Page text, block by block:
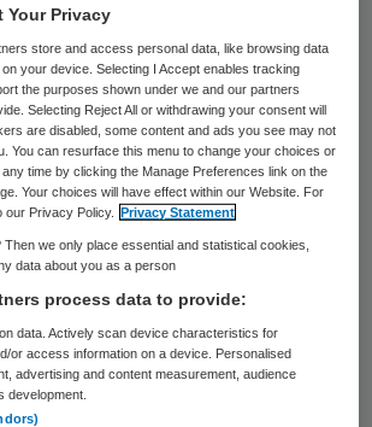
,12:05
is per 1 februari 2026
voorzitter van de raad van
ouderenzorgorganisatie
Jean-Pierre Halmans
het bestuur.
lid van de raad van
Zorggroep in
waar zij onder andere
Your Privacy
store and access personal data, like browsing data
your device. Selecting I Accept enables tracking
the purposes shown under we and our partners
Selecting Reject All or withdrawing your consent will
are disabled, some content and ads you see may not
You can resurface this menu to change your choices or
time by clicking the Manage Preferences link on the
Your choices will have effect within our Website. For
our Privacy Policy.
Privacy Statement
we only place essential and statistical cookies,
data about you as a person
process data to provide:
data. Actively scan device characteristics for
or access information on a device. Personalised
advertising and content measurement, audience
development.